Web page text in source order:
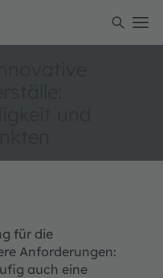
für die
Anforderungen:
auch eine